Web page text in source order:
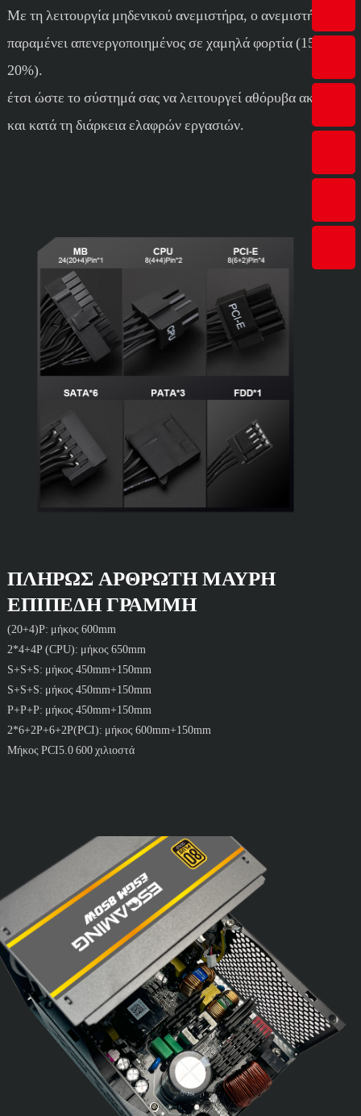
Με τη λειτουργία μηδενικού ανεμιστήρα, ο ανεμιστήρας
παραμένει απενεργοποιημένος σε χαμηλά φορτία (15-
20%).
έτσι ώστε το σύστημά σας να λειτουργεί αθόρυβα ακόμα
και κατά τη διάρκεια ελαφρών εργασιών.
ΠΛΉΡΩΣ ΑΡΘΡΩΤΉ ΜΑΎΡΗ
ΕΠΊΠΕΔΗ ΓΡΑΜΜΉ
(20+4)P: μήκος 600mm
2*4+4P (CPU): μήκος 650mm
S+S+S: μήκος 450mm+150mm
S+S+S: μήκος 450mm+150mm
P+P+P: μήκος 450mm+150mm
2*6+2P+6+2P(PCI): μήκος 600mm+150mm
Μήκος PCI5.0 600 χιλιοστά